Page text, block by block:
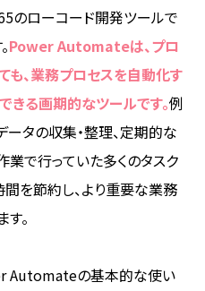
のローコード開発ツールで
Power Automateは、プロ
も、業務プロセスを自動化す
きる画期的なツールです。例
タの収集・整理、定期的な
で行っていた多くのタスク
を節約し、より重要な業務
。
Automateの基本的な使い